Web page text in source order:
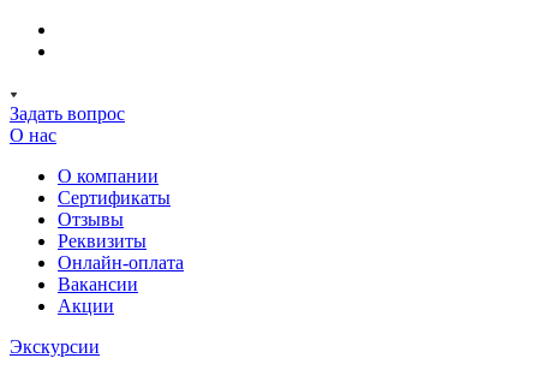
Задать вопрос
О нас
О компании
Сертификаты
Отзывы
Реквизиты
Онлайн-оплата
Вакансии
Акции
Экскурсии